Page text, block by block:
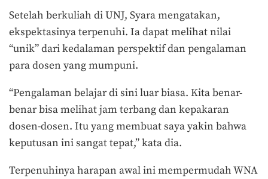
Setelah berkuliah di UNJ, Syara mengatakan,
ekspektasinya terpenuhi. Ia dapat melihat nilai
“unik” dari kedalaman perspektif dan pengalaman
para dosen yang mumpuni.
“Pengalaman belajar di sini luar biasa. Kita benar-
benar bisa melihat jam terbang dan kepakaran
dosen-dosen. Itu yang membuat saya yakin bahwa
keputusan ini sangat tepat,” kata dia.
Terpenuhinya harapan awal ini mempermudah WNA